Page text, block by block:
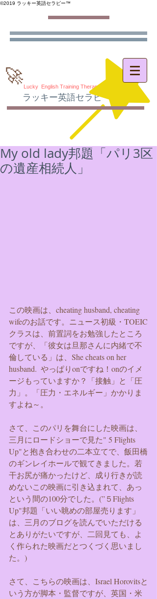
©️2019 ラッキー英語セラピー™️
Lucky English Training Therapy
ラッキー英語セラピー
🚀
My old lady邦題「パリ3区
の遺産相続人」
この映画は、cheating husband, cheating
wifeのお話です。ニュース初級・TOEIC
クラスは、前置詞をお勉強したところ
ですが、「彼女は旦那さんに内緒で不
倫している」は、She cheats on her
husband.  やっぱりonですね！onのイメ
ージもっていますか？「接触」と「圧
力」。「圧力・エネルギー」かかりま
すよね～。
さて、このパリを舞台にした映画は、
三月にロードショーで見た" 5 Flights
Up"と抱き合わせの二本立てで、飯田橋
のギンレイホールで観てきました。若
干お尻が痛かったけど、成り行きが読
めないこの映画に引き込まれて、あっ
という間の100分でした。(”５Flights
Up"邦題「いい眺めの部屋売ります」
は、三月のブログを読んでいただける
とありがたいですが、二回見ても、よ
く作られた映画だとつくづく思いまし
た。)
さて、こちらの映画は、Israel Horovitsと
いう方が脚本・監督ですが、英国・米